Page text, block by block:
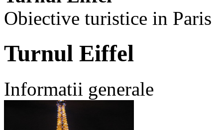
Obiective turistice in Paris
Turnul Eiffel
Informatii generale